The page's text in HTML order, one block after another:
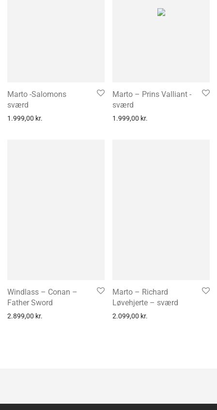
Marto -Salomons
sværd
1.999,00 kr.
Marto – Prins Valliant -
sværd
1.999,00 kr.
Windlass – Conan –
Father Sword
2.899,00 kr.
Marto – Richard
Løvehjerte – sværd
2.099,00 kr.